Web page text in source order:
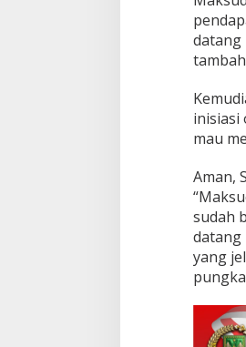
datang
inisiasi
mau
Aman,
sudah
datang
yang